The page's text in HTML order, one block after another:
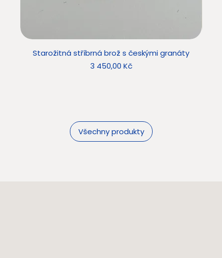
Všechny produkty
Starožitná stříbrná brož s českými granáty
Cena
3 450,00 Kč